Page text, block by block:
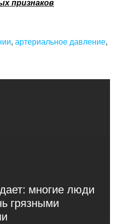
признаков
, артериальное давление,
многие люди
грязными